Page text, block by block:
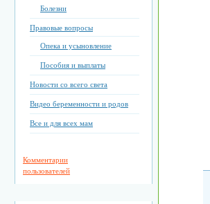
Болезни
Правовые вопросы
Опека и усыновление
Пособия и выплаты
Новости со всего света
Видео беременности и родов
Все и для всех мам
Комментарии
пользователей